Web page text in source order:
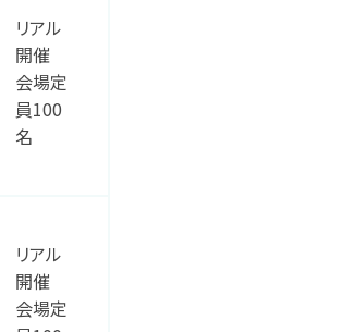
リアル
開催
会場定
員100
名
リアル
開催
会場定